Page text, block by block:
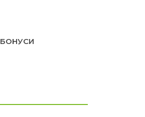
БОНУСИ